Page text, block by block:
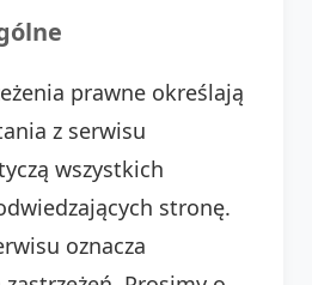
prawne określają
z serwisu
wszystkich
stronę.
oznacza